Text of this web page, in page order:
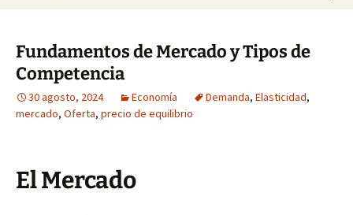
Fundamentos de Mercado y Tipos de
Competencia
30 agosto, 2024 Economía Demanda, Elasticidad,
mercado, Oferta, precio de equilibrio
El Mercado